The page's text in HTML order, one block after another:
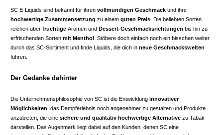
SC E-Liquids sind bekannt für ihren vollmundigen Geschmack und ihre
hochwertige Zusammensetzung zu einem guten Preis . Die beliebten Sorten
reichen über fruchtige Aromen und Dessert-Geschmacksrichtungen bis hin zu
erfrischenden Sorten mit Menthol
. Stöbere doch einfach noch ein bisschen weiter
durch das SC-Sortiment und finde Liquids, die dich in neue Geschmackswelten
führen.
Der Gedanke dahinter
Die Unternehmensphilosophie von SC ist die Entwicklung innovativer
Möglichkeiten , das Dampferlebnis noch angenehmer zu gestalten und Produkte
anzubieten, die eine sichere und qualitativ hochwertige Alternative zu Tabak
darstellen. Das Augenmerk liegt dabei auf den Kunden, denen SC eine